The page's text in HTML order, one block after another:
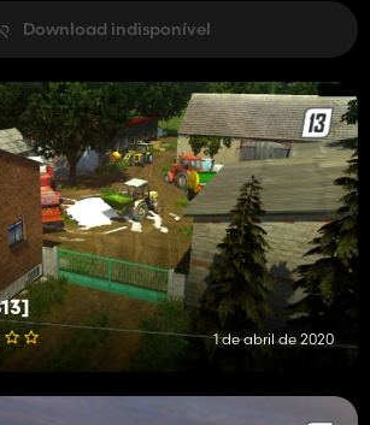
Download indisponível
1 de abril de 2020